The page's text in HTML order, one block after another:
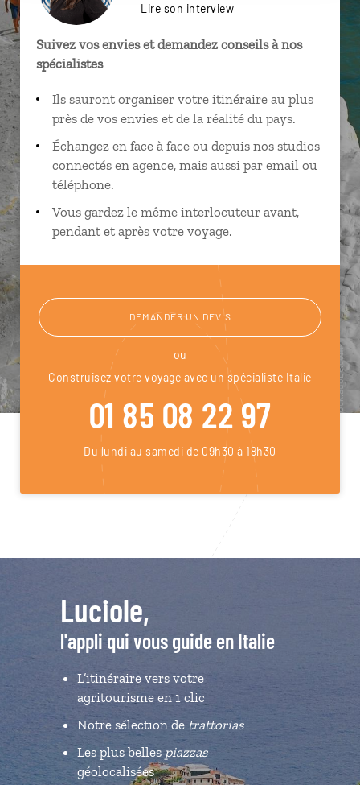
Lire son interview
Suivez vos envies et demandez conseils à nos
spécialistes
Ils sauront organiser votre itinéraire au plus
près de vos envies et de la réalité du pays.
Échangez en face à face ou depuis nos studios
connectés en agence, mais aussi par email ou
téléphone.
Vous gardez le même interlocuteur avant,
pendant et après votre voyage.
DEMANDER UN DEVIS
ou
Construisez votre voyage avec un spécialiste Italie
01 85 08 22 97
Du lundi au samedi de 09h30 à 18h30
Luciole,
l'appli qui vous guide en Italie
L’itinéraire vers votre
agritourisme en 1 clic
Notre sélection de trattorias
Les plus belles piazzas
géolocalisées